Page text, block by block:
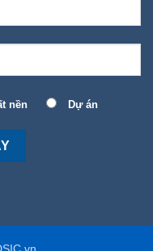
nền Dự án